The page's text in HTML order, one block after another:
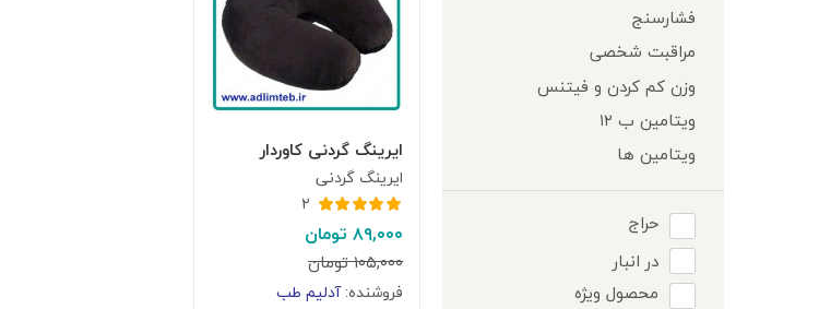
فشارسنج
مراقبت شخصی
وزن کم کردن و فیتنس
ویتامین ب ۱۲
ویتامین ها
حراج
در انبار
محصول ویژه
ایرینگ گردنی کاوردار
ایرینگ گردنی
امتیاز۵.۰۰از
۵
۲
۸۹,۰۰۰ تومان
۱۰۵,۰۰۰تومان
فروشنده:آدلیم طب